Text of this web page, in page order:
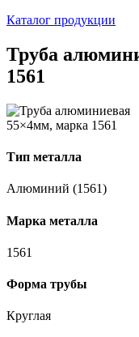
Каталог продукции
Труба
1561
Тип металла
Алюминий (1561)
Марка металла
1561
Форма трубы
Круглая